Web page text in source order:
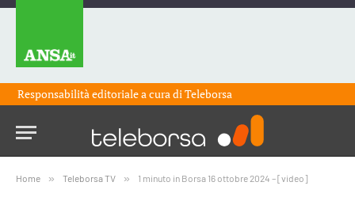
Responsabilità editoriale a cura diTeleborsa
Home » Teleborsa TV » 1 minuto in Borsa 16 ottobre 2024 – [video]